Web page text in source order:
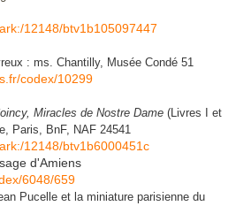
12148/btv1b105097447
: ms. Chantilly, Musée Condé 51
codex/10299
Miracles de Nostre Dame (Livres I et
Paris, BnF, NAF 24541
12148/btv1b6000451c
d'Amiens
6048/659
Pucelle et la miniature parisienne du